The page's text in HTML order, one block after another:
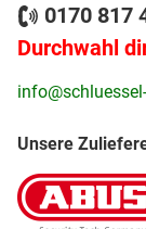
0170 817
Durchwahl
Unsere